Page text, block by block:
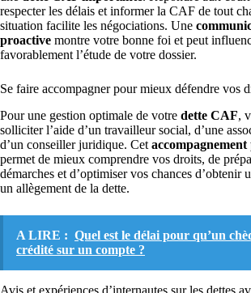
respecter les délais et informer la CAF de tout
situation facilite les négociations. Une
proactive montre votre bonne foi et peut
favorablement l’étude de votre dossier.
Se faire accompagner pour mieux défendre vos
Pour une gestion optimale de votre dette CAF,
solliciter l’aide d’un travailleur social, d’une
d’un conseiller juridique. Cet accompagnement
permet de mieux comprendre vos droits, de
démarches et d’optimiser vos chances d’obtenir
un allègement de la dette.
A LIRE : Quel est le délai pour qu’un
crédité sur un compte ?
Avis et expériences d’internautes sur les dettes